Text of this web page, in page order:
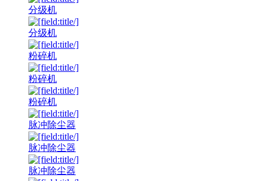
分级机
分级机
粉碎机
粉碎机
粉碎机
脉冲除尘器
脉冲除尘器
脉冲除尘器